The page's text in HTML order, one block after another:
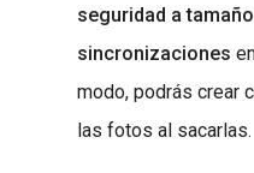
seguridad a
sincronizaciones
modo, podrás crear
las fotos al sacarlas.